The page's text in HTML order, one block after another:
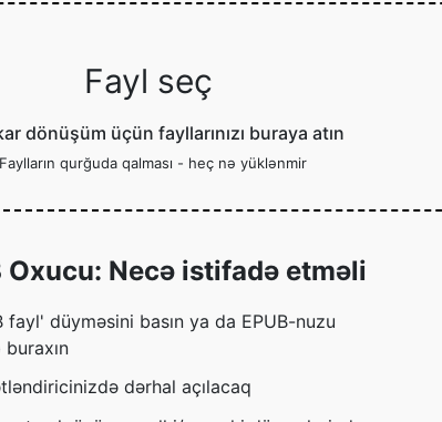
Fayl seç
dönüşüm üçün fayllarınızı buraya atın
qurğuda qalması - heç nə yüklənmir
Oxucu: Necə istifadə etməli
fayl' düyməsini basın ya da EPUB-nuzu
dərhal açılacaq